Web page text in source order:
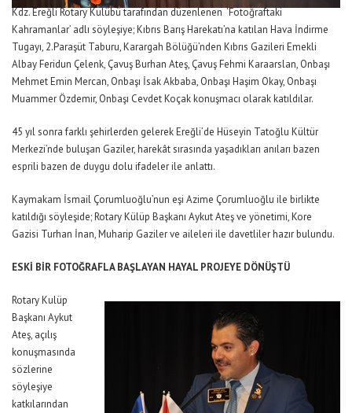
Kdz. Ereğli Rotary Kulübü tarafından düzenlenen ‘Fotoğraftaki
Kahramanlar’ adlı söyleşiye; Kıbrıs Barış Harekatı’na katılan Hava İndirme
Tugayı, 2.Paraşüt Taburu, Karargah Bölüğü’nden Kıbrıs Gazileri Emekli
Albay Feridun Çelenk, Çavuş Burhan Ateş, Çavuş Fehmi Karaarslan, Onbaşı
Mehmet Emin Mercan, Onbaşı İsak Akbaba, Onbaşı Haşim Okay, Onbaşı
Muammer Özdemir, Onbaşı Cevdet Koçak konuşmacı olarak katıldılar.
45 yıl sonra farklı şehirlerden gelerek Ereğli’de Hüseyin Tatoğlu Kültür
Merkezi’nde buluşan Gaziler, harekât sırasında yaşadıkları anıları bazen
esprili bazen de duygu dolu ifadeler ile anlattı.
Kaymakam İsmail Çorumluoğlu’nun eşi Azime Çorumluoğlu ile birlikte
katıldığı söyleşide; Rotary Külüp Başkanı Aykut Ateş ve yönetimi, Kore
Gazisi Turhan İnan, Muharip Gaziler ve aileleri ile davetliler hazır bulundu.
ESKİ BİR FOTOĞRAFLA BAŞLAYAN HAYAL PROJEYE DÖNÜŞTÜ
Rotary Kulüp
Başkanı Aykut
Ateş, açılış
konuşmasında
sözlerine
söyleşiye
katkılarından